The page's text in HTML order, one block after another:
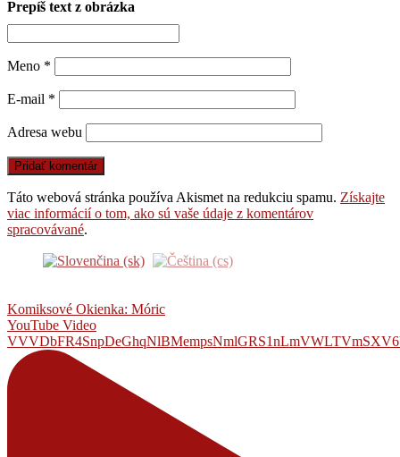
Prepíš text z obrázka
Meno *
E-mail *
Adresa webu
Táto webová stránka používa Akismet na redukciu spamu. Získajte
viac informácií o tom, ako sú vaše údaje z komentárov
spracovávané.
Komiksové Okienka: Móric
YouTube Video